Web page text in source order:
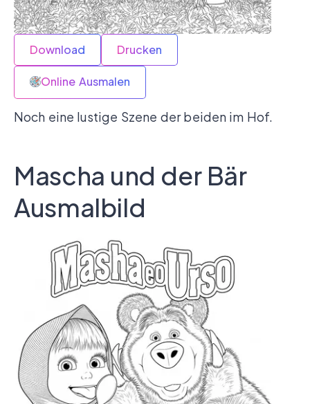
Download Drucken
Online Ausmalen
Noch eine lustige Szene der beiden im Hof.
Mascha und der Bär
Ausmalbild